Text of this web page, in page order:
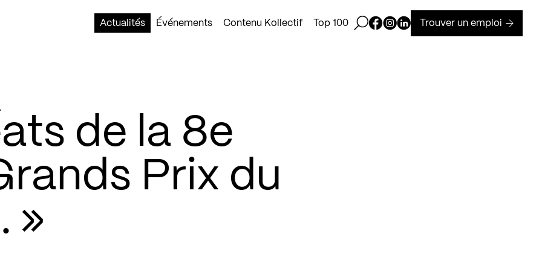
Actualités
Événements Contenu Kollectif Top 100 Ouvrir la barre de recherche
Page Facebook de Kollectif
Page Instagram de Kollectif
Page Linkedin de Kollectif
Trouver un emploi
de la 8e
Prix du
»